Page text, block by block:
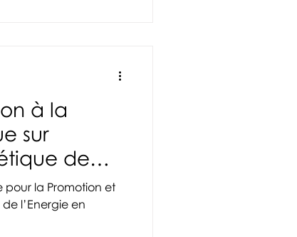
à la
sur
de
pour la Promotion et
l’Energie en